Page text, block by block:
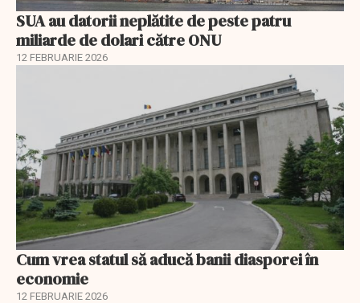
SUA au datorii neplătite de peste patru
miliarde de dolari către ONU
12 FEBRUARIE 2026
Cum vrea statul să aducă banii diasporei în
economie
12 FEBRUARIE 2026